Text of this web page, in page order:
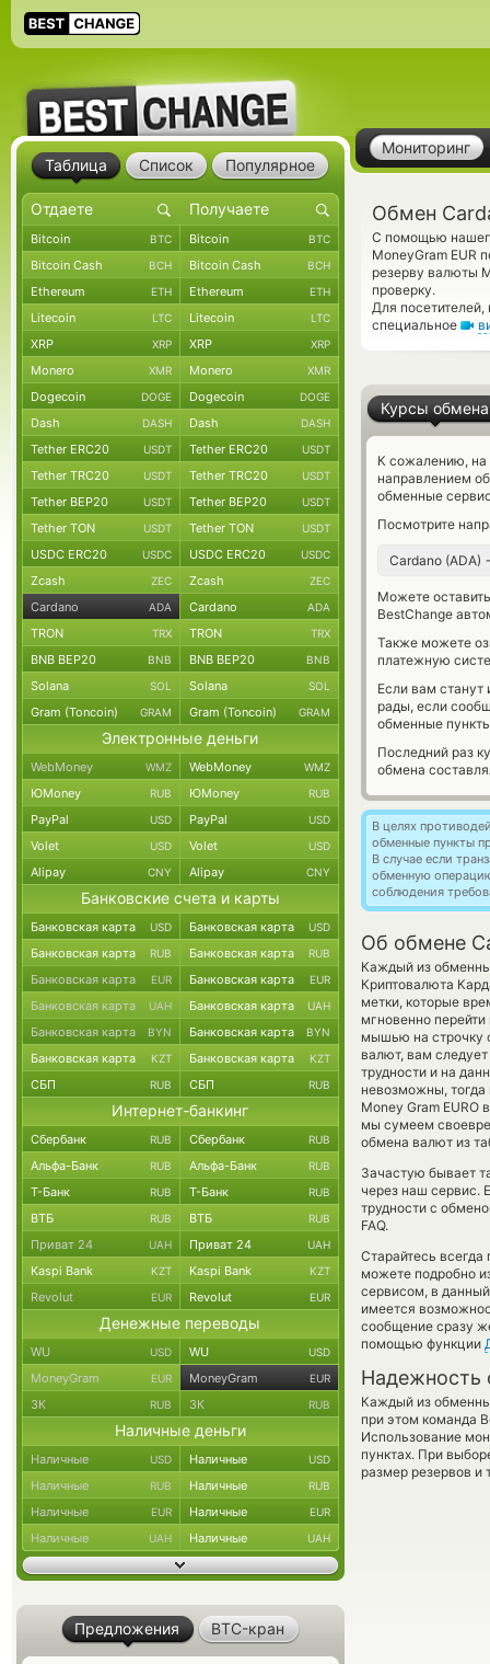
Мониторинг
Обмен
С помощью
MoneyGram EUR
резерву валюты
проверку.
Для
специальное
Курсы обмена
К сожалению, на
направлением
обменные
Посмотрите
Cardano (ADA)
Можете
BestChange
Также можете
платежную
Если вам
рады, если
обменные
Последний раз
обмена
В целях
обменные пункты
В случае если
обменную
соблюдения
Об обмене
Каждый из
Криптовалюта
метки, которые
мгновенно
мышью на строчку
валют, вам
трудности и на
невозможны,
Money Gram
мы сумеем
обмена валют из
Зачастую бывает
через наш сервис.
трудности с
FAQ.
Старайтесь
можете подробно
сервисом, в
имеется
сообщение сразу
помощью функции
Надежность
Каждый из
при этом команда
Использование
пунктах. При
размер резервов и
Таблица Список Популярное
Bitcoin BTC Bitcoin BTC
Bitcoin Cash BCH Bitcoin Cash BCH
Ethereum ETH Ethereum ETH
Litecoin LTC Litecoin LTC
XRP XRP XRP XRP
Monero XMR Monero XMR
Dogecoin DOGE Dogecoin DOGE
Dash DASH Dash DASH
Tether ERC20 USDT Tether ERC20 USDT
Tether TRC20 USDT Tether TRC20 USDT
Tether BEP20 USDT Tether BEP20 USDT
Tether TON USDT Tether TON USDT
USDC ERC20 USDC USDC ERC20 USDC
Zcash ZEC Zcash ZEC
Cardano ADA Cardano ADA
TRON TRX TRON TRX
BNB BEP20 BNB BNB BEP20 BNB
Solana SOL Solana SOL
Gram (Toncoin) GRAM Gram (Toncoin) GRAM
Электронные деньги
WebMoney WMZ WebMoney WMZ
ЮMoney RUB ЮMoney RUB
PayPal USD PayPal USD
Volet USD Volet USD
Alipay CNY Alipay CNY
Банковские счета и карты
Банковская карта USD Банковская карта USD
Банковская карта RUB Банковская карта RUB
Банковская карта EUR Банковская карта EUR
Банковская карта UAH Банковская карта UAH
Банковская карта BYN Банковская карта BYN
Банковская карта KZT Банковская карта KZT
СБП RUB СБП RUB
Интернет-банкинг
Сбербанк RUB Сбербанк RUB
Альфа-Банк RUB Альфа-Банк RUB
Т-Банк RUB Т-Банк RUB
ВТБ RUB ВТБ RUB
Приват 24 UAH Приват 24 UAH
Kaspi Bank KZT Kaspi Bank KZT
Revolut EUR Revolut EUR
Денежные переводы
WU USD WU USD
MoneyGram EUR MoneyGram EUR
ЗК RUB ЗК RUB
Наличные деньги
Наличные USD Наличные USD
Наличные RUB Наличные RUB
Наличные EUR Наличные EUR
Наличные UAH Наличные UAH
Предложения BTC-кран